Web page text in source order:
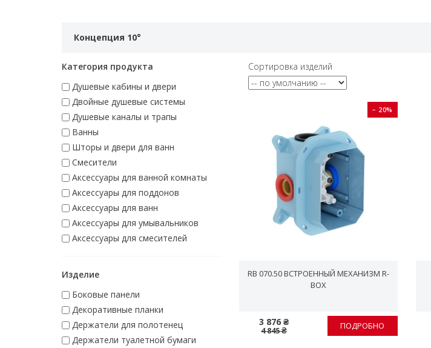
Концепция 10°
Категория продукта
Душевые кабины и двери
Двойные душевые системы
Душевые каналы и трапы
Ванны
Шторы и двери для ванн
Смесители
Аксессуары для ванной комнаты
Аксессуары для поддонов
Аксессуары для ванн
Аксессуары для умывальников
Аксессуары для смесителей
Изделие
Боковые панели
Декоративные планки
Держатели для полотенец
Держатели туалетной бумаги
Сортировка изделий
− 20%
RB 070.50 ВСТРОЕННЫЙ МЕХАНИЗМ R-
BOX
3 876 ₴
4 845 ₴ ПОДРОБНО